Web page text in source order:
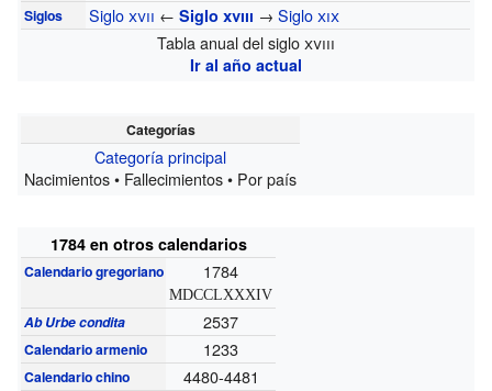
Siglos Sigloxvii ←Sigloxviii →Sigloxix
Tabla anual del sigloxviii
Ir al año actual
Categorías
Categoría principal
Nacimientos • Fallecimientos • Por país
1784 en otros calendarios
Calendario gregoriano 1784
MDCCLXXXIV
Ab Urbe condita 2537
Calendario armenio 1233
Calendario chino 4480-4481